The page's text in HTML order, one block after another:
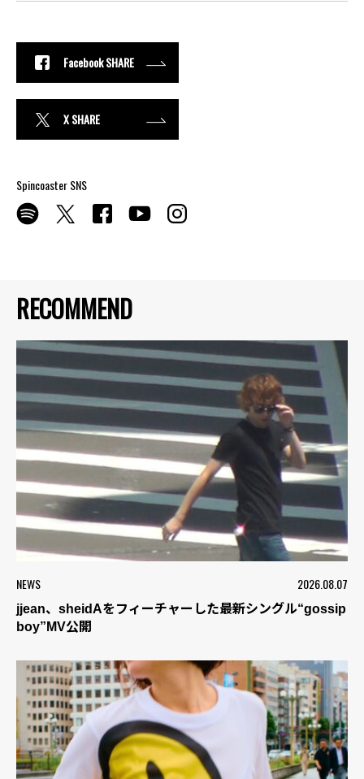
RECOMMEND
NEWS 2026.08.07
jjean、sheidAをフィーチャーした最新シングル“gossip
boy”MV公開
Facebook SHARE
X SHARE
Spincoaster SNS